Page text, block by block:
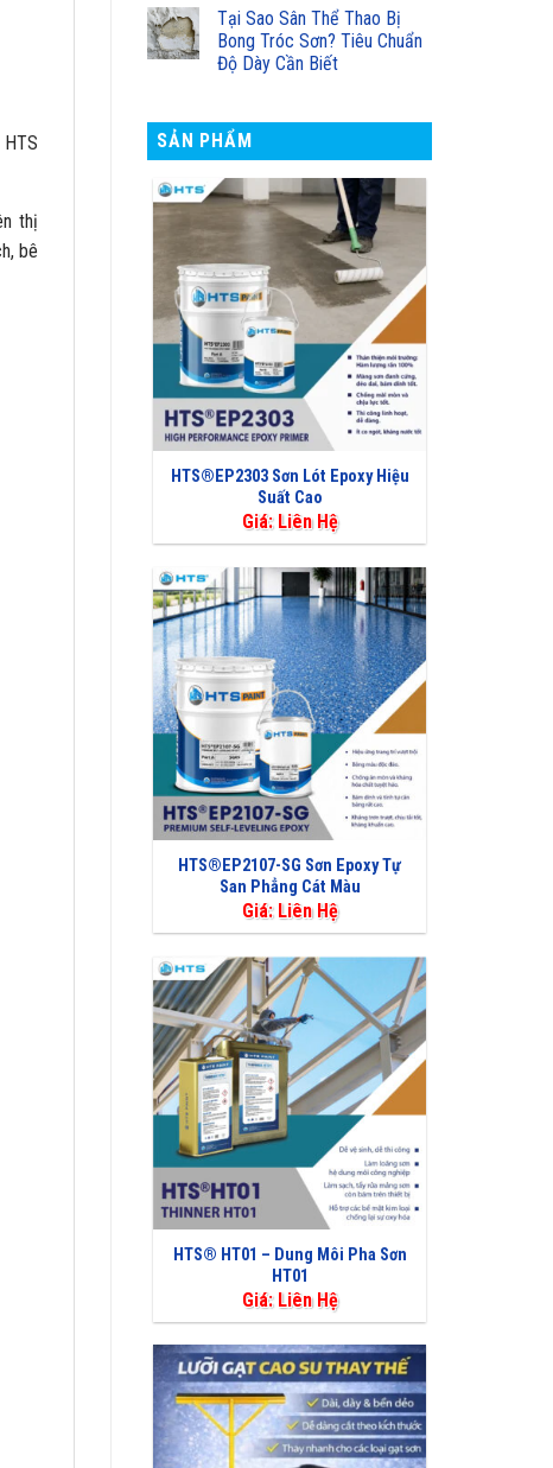
Tại Sao Sân Thể Thao Bị
Bong Tróc Sơn? Tiêu Chuẩn
Độ Dày Cần Biết
SẢN PHẨM
HTS®EP2303 Sơn Lót Epoxy Hiệu
Suất Cao
Giá: Liên Hệ
HTS®EP2107-SG Sơn Epoxy Tự
San Phẳng Cát Màu
Giá: Liên Hệ
HTS® HT01 – Dung Môi Pha Sơn
HT01
Giá: Liên Hệ
thị
bê